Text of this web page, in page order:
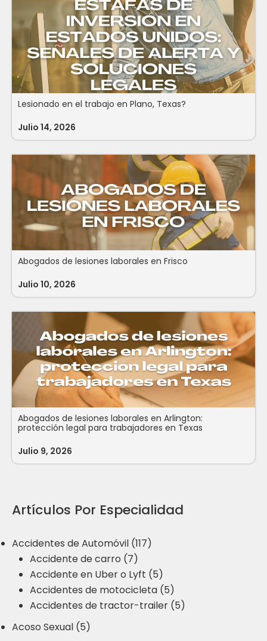
Lesionado en el trabajo en Plano, Texas?
Julio 14, 2026
Abogados de lesiones laborales en Frisco
Julio 10, 2026
Abogados de lesiones laborales en Arlington:
protección legal para trabajadores en Texas
Julio 9, 2026
Artículos Por Especialidad
Accidentes de Automóvil (117)
Accidente de carro (7)
Accidente en Uber o Lyft (5)
Accidentes de motocicleta (5)
Accidentes de tractor-trailer (5)
Acoso Sexual (5)